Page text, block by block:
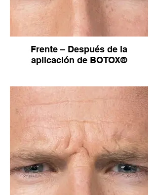
Frente – Después de la
aplicación de BOTOX®